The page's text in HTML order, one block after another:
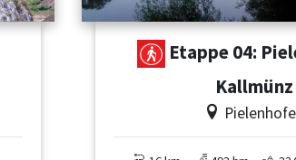
Etappe 04:
Kallmünz